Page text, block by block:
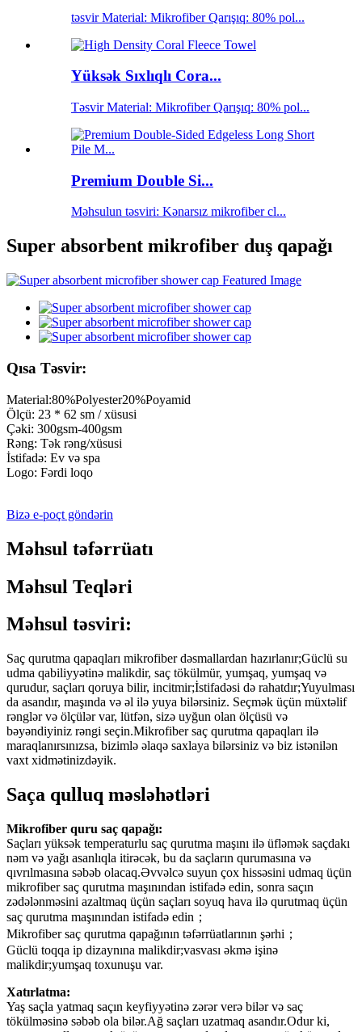
təsvir Material: Mikrofiber Qarışıq: 80% pol...
Yüksək Sıxlıqlı Cora...
Təsvir Material: Mikrofiber Qarışıq: 80% pol...
Premium Double Si...
Məhsulun təsviri: Kənarsız mikrofiber cl...
Super absorbent mikrofiber duş qapağı
Qısa Təsvir:
Material:80%Polyester20%Poyamid
Ölçü: 23 * 62 sm / xüsusi
Çəki: 300gsm-400gsm
Rəng: Tək rəng/xüsusi
İstifadə: Ev və spa
Logo: Fərdi loqo
Bizə e-poçt göndərin
Məhsul təfərrüatı
Məhsul Teqləri
Məhsul təsviri:
Saç qurutma qapaqları mikrofiber dəsmallardan hazırlanır;Güclü su
udma qabiliyyətinə malikdir, saç tökülmür, yumşaq, yumşaq və
qurudur, saçları qoruya bilir, incitmir;İstifadəsi də rahatdır;Yuyulması
da asandır, maşında və əl ilə yuya bilərsiniz. Seçmək üçün müxtəlif
rənglər və ölçülər var, lütfən, sizə uyğun olan ölçüsü və
bəyəndiyiniz rəngi seçin.Mikrofiber saç qurutma qapaqları ilə
maraqlanırsınızsa, bizimlə əlaqə saxlaya bilərsiniz və biz istənilən
vaxt xidmətinizdəyik.
Saça qulluq məsləhətləri
Mikrofiber quru saç qapağı:
Saçları yüksək temperaturlu saç qurutma maşını ilə üfləmək saçdakı
nəm və yağı asanlıqla itirəcək, bu da saçların qurumasına və
qıvrılmasına səbəb olacaq.Əvvəlcə suyun çox hissəsini udmaq üçün
mikrofiber saç qurutma maşınından istifadə edin, sonra saçın
zədələnməsini azaltmaq üçün saçları soyuq hava ilə qurutmaq üçün
saç qurutma maşınından istifadə edin；
Mikrofiber saç qurutma qapağının təfərrüatlarının şərhi；
Güclü toqqa ip dizaynına malikdir;vasvası əkmə işinə
malikdir;yumşaq toxunuşu var.
Xatırlatma:
Yaş saçla yatmaq saçın keyfiyyətinə zərər verə bilər və saç
tökülməsinə səbəb ola bilər.Ağ saçları uzatmaq asandır.Odur ki,